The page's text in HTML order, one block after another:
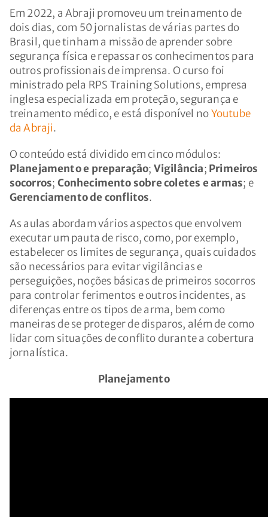
Em 2022, a Abraji promoveu um treinamento de
dois dias, com 50 jornalistas de várias partes do
Brasil, que tinham a missão de aprender sobre
segurança física e repassar os conhecimentos para
outros profissionais de imprensa. O curso foi
ministrado pela RPS Training Solutions, empresa
inglesa especializada em proteção, segurança e
treinamento médico, e está disponível noYoutube
da Abraji.
O conteúdo está dividido em cinco módulos:
Planejamento e preparação; Vigilância; Primeiros
socorros; Conhecimento sobre coletes e armas; e
Gerenciamento de conflitos.
As aulas abordam vários aspectos que envolvem
executar um pauta de risco, como, por exemplo,
estabelecer os limites de segurança, quais cuidados
são necessários para evitar vigilâncias e
perseguições, noções básicas de primeiros socorros
para controlar ferimentos e outros incidentes, as
diferenças entre os tipos de arma, bem como
maneiras de se proteger de disparos, além de como
lidar com situações de conflito durante a cobertura
jornalística.
Planejamento